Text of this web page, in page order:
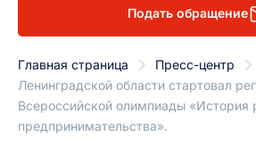
Подать обращение
Главная страница Пресс-центр
Ленинградской области стартовал
Всероссийской олимпиады «История
предпринимательства».